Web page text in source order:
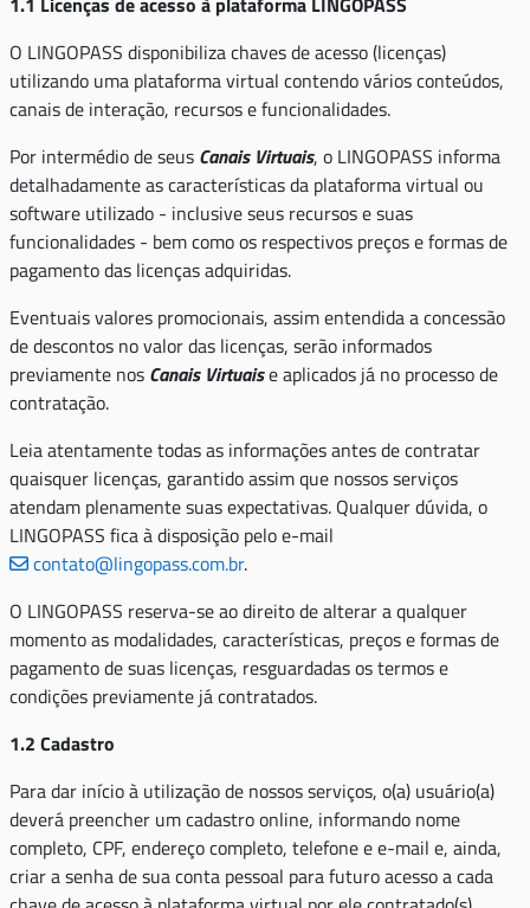
O LINGOPASS disponibiliza chaves de acesso (licenças)
utilizando uma plataforma virtual contendo vários conteúdos,
canais de interação, recursos e funcionalidades.
Por intermédio de seus Canais Virtuais, o LINGOPASS informa
detalhadamente as características da plataforma virtual ou
software utilizado - inclusive seus recursos e suas
funcionalidades - bem como os respectivos preços e formas de
pagamento das licenças adquiridas.
Eventuais valores promocionais, assim entendida a concessão
de descontos no valor das licenças, serão informados
previamente nos Canais Virtuaise aplicados já no processo de
contratação.
Leia atentamente todas as informações antes de contratar
quaisquer licenças, garantido assim que nossos serviços
atendam plenamente suas expectativas. Qualquer dúvida, o
LINGOPASS fica à disposição pelo e-mail
contato@lingopass.com.br.
O LINGOPASS reserva-se ao direito de alterar a qualquer
momento as modalidades, características, preços e formas de
pagamento de suas licenças, resguardadas os termos e
condições previamente já contratados.
1.2 Cadastro
Para dar início à utilização de nossos serviços, o(a) usuário(a)
deverá preencher um cadastro online, informando nome
completo, CPF, endereço completo, telefone e e-mail e, ainda,
criar a senha de sua conta pessoal para futuro acesso a cada